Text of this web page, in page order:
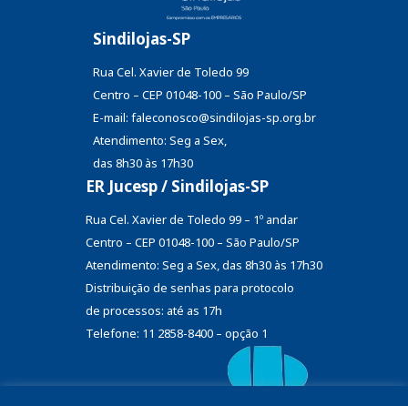
Sindilojas-SP
Rua Cel. Xavier de Toledo 99
Centro – CEP 01048-100 – São Paulo/SP
E-mail: faleconosco@sindilojas-sp.org.br
Atendimento: Seg a Sex,
das 8h30 às 17h30
ER Jucesp / Sindilojas-SP
Rua Cel. Xavier de Toledo 99 – 1º andar
Centro – CEP 01048-100 – São Paulo/SP
Atendimento: Seg a Sex, das 8h30 às 17h30
Distribuição de senhas para protocolo
de processos: até as 17h
Telefone: 11 2858-8400 – opção 1